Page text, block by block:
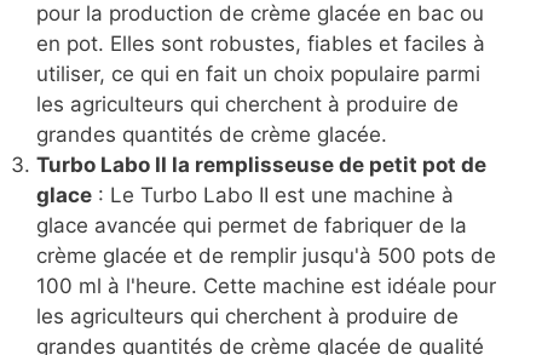
pour la production de crème glacée en bac ou
en pot. Elles sont robustes, fiables et faciles à
utiliser, ce qui en fait un choix populaire parmi
les agriculteurs qui cherchent à produire de
grandes quantités de crème glacée.
Turbo Labo II la remplisseuse de petit pot de
glace : Le Turbo Labo II est une machine à
glace avancée qui permet de fabriquer de la
crème glacée et de remplir jusqu'à 500 pots de
100 ml à l'heure. Cette machine est idéale pour
les agriculteurs qui cherchent à produire de
grandes quantités de crème glacée de qualité